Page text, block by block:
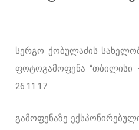
სერგო ქობულაძის
ფოტოგამოფენა “თბილისი
26.11.17
გამოფენაზე